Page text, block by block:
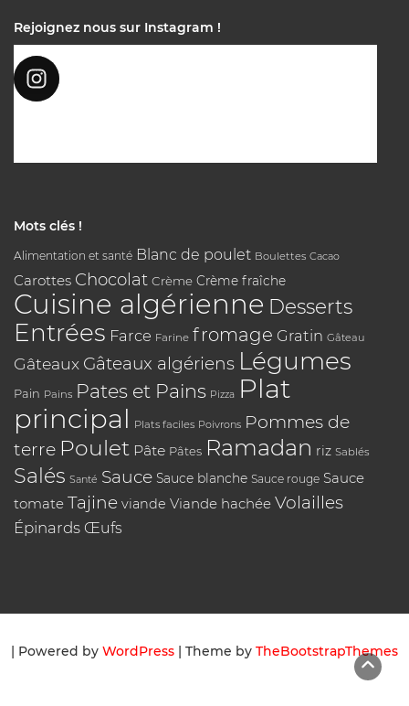
Rejoignez nous sur Instagram !
Mots clés !
Alimentation et santé Blanc de poulet Boulettes Cacao
Carottes Chocolat Crème Crème fraîche
Cuisine algérienne Desserts
Entrées Farce Farine fromage Gratin Gâteau
Gâteaux Gâteaux algériens Légumes
Pain Pains Pates et Pains Pizza Plat
principal Plats faciles Poivrons Pommes de
terre Poulet Pâte Pâtes Ramadan riz Sablés
Salés Santé Sauce Sauce blanche Sauce rouge Sauce
tomate Tajine viande Viande hachée Volailles
Épinards Œufs
| Powered by WordPress | Theme by TheBootstrapThemes